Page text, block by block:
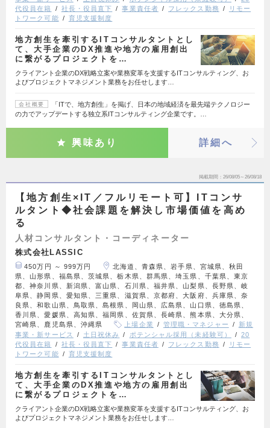
代役員在籍
社長・役員直下 事業責任者 フレックス勤務
リモー
トワーク可能
育児支援制度
地方創生を牽引するITコンサルタントとし
て、大手企業のDX推進や地方の雇用創出
に繋がるプロジェクトを…
クライアント企業のDX戦略立案や業務変革を支援するITコンサルティング、お
よびプロジェクトマネジメント業務をお任せします…
会社概要
「ITで、地方創生」を掲げ、日本の地域経済を最先端テクノロジー
の力でアップデートする独立系ITコンサルティング企業です。…
興味あり 詳細へ
掲載期間 26/08/05～26/08/18
【地方創生×IT／フルリモート可】ITコンサ
ルタント◆社会課題を解決し市場価値を高め
る
人材コンサルタント・コーディネーター
株式会社LASSIC
450万円 ～ 999万円
北海道、青森県、岩手県、宮城県、秋田
県、山形県、福島県、茨城県、栃木県、群馬県、埼玉県、千葉県、東京
都、神奈川県、新潟県、富山県、石川県、福井県、山梨県、長野県、岐
阜県、静岡県、愛知県、三重県、滋賀県、京都府、大阪府、兵庫県、奈
良県、和歌山県、鳥取県、島根県、岡山県、広島県、山口県、徳島県、
香川県、愛媛県、高知県、福岡県、佐賀県、長崎県、熊本県、大分県、
宮崎県、鹿児島県、沖縄県
上場企業 管理職・マネジャー
新規
事業・新サービス
土日祝休み ポテンシャル採用（未経験可）
20
代役員在籍
社長・役員直下 事業責任者 フレックス勤務
リモー
トワーク可能
育児支援制度
地方創生を牽引するITコンサルタントとし
て、大手企業のDX推進や地方の雇用創出
に繋がるプロジェクトを…
クライアント企業のDX戦略立案や業務変革を支援するITコンサルティング、お
よびプロジェクトマネジメント業務をお任せします…